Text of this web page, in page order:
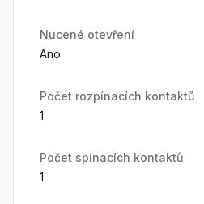
Nucené otevření
Ano
Počet rozpínacích kontaktů
1
Počet spínacích kontaktů
1